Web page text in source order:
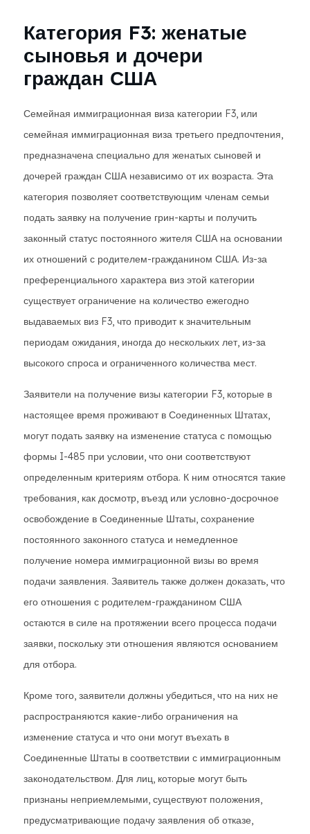
Категория F3: женатые
сыновья и дочери
граждан США
Семейная иммиграционная виза категории F3, или
семейная иммиграционная виза третьего предпочтения,
предназначена специально для женатых сыновей и
дочерей граждан США независимо от их возраста. Эта
категория позволяет соответствующим членам семьи
подать заявку на получение грин-карты и получить
законный статус постоянного жителя США на основании
их отношений с родителем-гражданином США. Из-за
преференциального характера виз этой категории
существует ограничение на количество ежегодно
выдаваемых виз F3, что приводит к значительным
периодам ожидания, иногда до нескольких лет, из-за
высокого спроса и ограниченного количества мест.
Заявители на получение визы категории F3, которые в
настоящее время проживают в Соединенных Штатах,
могут подать заявку на изменение статуса с помощью
формы I-485 при условии, что они соответствуют
определенным критериям отбора. К ним относятся такие
требования, как досмотр, въезд или условно-досрочное
освобождение в Соединенные Штаты, сохранение
постоянного законного статуса и немедленное
получение номера иммиграционной визы во время
подачи заявления. Заявитель также должен доказать, что
его отношения с родителем-гражданином США
остаются в силе на протяжении всего процесса подачи
заявки, поскольку эти отношения являются основанием
для отбора.
Кроме того, заявители должны убедиться, что на них не
распространяются какие-либо ограничения на
изменение статуса и что они могут въехать в
Соединенные Штаты в соответствии с иммиграционным
законодательством. Для лиц, которые могут быть
признаны неприемлемыми, существуют положения,
предусматривающие подачу заявления об отказе,